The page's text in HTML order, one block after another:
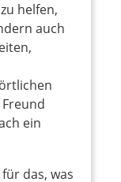
helfen,
auch
ein
das, was